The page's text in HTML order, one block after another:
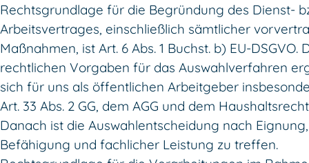
Rechtsgrundlage für die Begründung des Dienst-
Arbeitsvertrages, einschließlich sämtlicher
Maßnahmen, ist Art. 6 Abs. 1 Buchst. b) EU-DSGVO.
rechtlichen Vorgaben für das Auswahlverfahren
sich für uns als öffentlichen Arbeitgeber
Art. 33 Abs. 2 GG, dem AGG und dem
Danach ist die Auswahlentscheidung nach Eignung,
Befähigung und fachlicher Leistung zu treffen.